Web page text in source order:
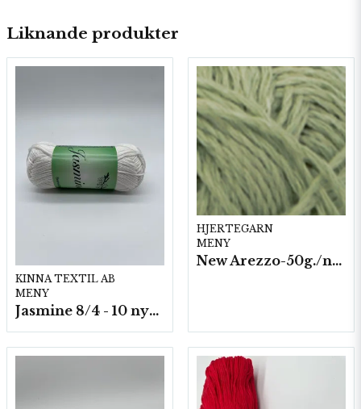
Liknande produkter
KINNA TEXTIL AB
MENY
Jasmine 8/4 - 10 nystan a50g./fp.
HJERTEGARN
MENY
New Arezzo-50g./nyst. 10 st/fp.